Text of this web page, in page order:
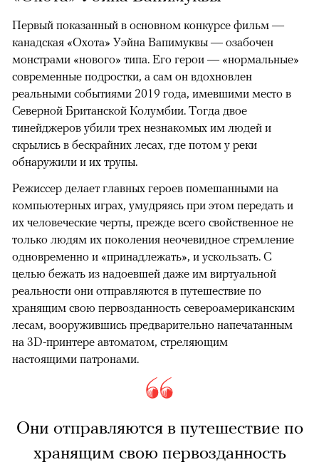
Первый показанный в основном конкурсе фильм —
канадская «Охота» Уэйна Вапимуквы — озабочен
монстрами «нового» типа. Его герои — «нормальные»
современные подростки, а сам он вдохновлен
реальными событиями 2019 года, имевшими место в
Северной Британской Колумбии. Тогда двое
тинейджеров убили трех незнакомых им людей и
скрылись в бескрайних лесах, где потом у реки
обнаружили и их трупы.
Режиссер делает главных героев помешанными на
компьютерных играх, умудряясь при этом передать и
их человеческие черты, прежде всего свойственное не
только людям их поколения неочевидное стремление
одновременно и «принадлежать», и ускользать. С
целью бежать из надоевшей даже им виртуальной
реальности они отправляются в путешествие по
хранящим свою первозданность североамериканским
лесам, вооружившись предварительно напечатанным
на 3D-принтере автоматом, стреляющим
настоящими патронами.
Они отправляются в путешествие по
хранящим свою первозданность